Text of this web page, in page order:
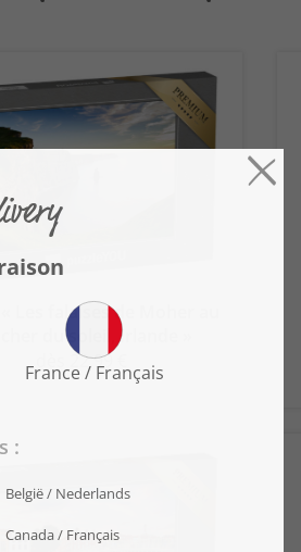
« Les falaises de Moher au
du soleil, Irlande »
dès 22,99 €